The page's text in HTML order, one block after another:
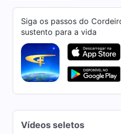
1:07:53
Palavra de
resolvendo
alguém pode
certa da
(Parte um)
Palavra de
resolvendo
alguém pode
(Parte dois)
Palavra de
Siga os passos do
sustento para a vida
Vídeos seletos